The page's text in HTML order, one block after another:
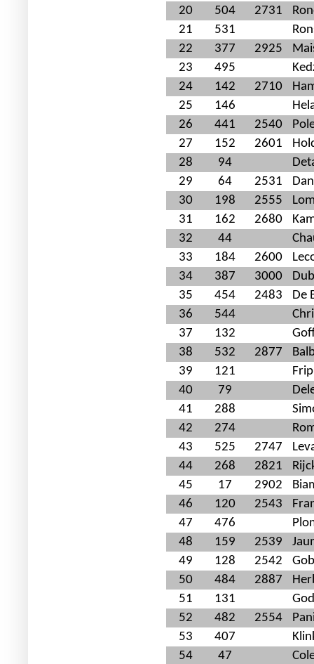
20
504 2731
21
531
22
377 2925
23
495
24
142 2710
25
146
26
441 2540
27
152 2601
28
94
29
64 2531
30
198 2555
31
162 2680
32
44
33
184 2600
34
387 3000
35
454 2483
De
36
544
37
132
38
532 2877
39
121
40
79
41
288
42
274
43
525 2747
44
268 2821
45
17 2902
46
120 2543
47
476
48
159 2539
49
128 2542
50
484 2887
51
131
52
482 2554
53
407
54
47